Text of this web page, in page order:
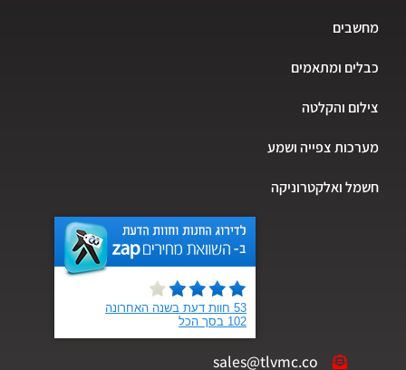
מחשבים
כבלים ומתאמים
צילום והקלטה
מערכות צפייה ושמע
חשמל ואלקטרוניקה
sales@tlvmc.co